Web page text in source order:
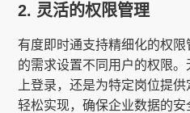
2. 灵活的权限管理
有度即时通支持精细化的权
的需求设置不同用户的权限
上登录，还是为特定岗位提
轻松实现，确保企业数据的